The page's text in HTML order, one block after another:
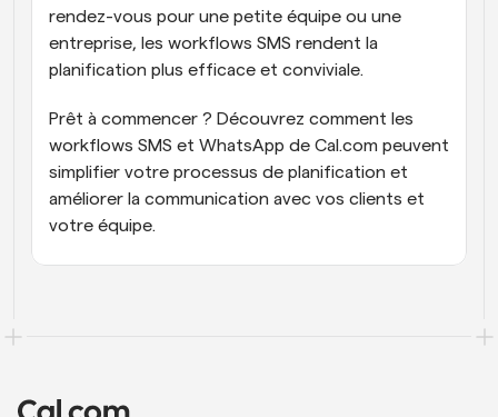
rendez-vous pour une petite équipe ou une
entreprise, les workflows SMS rendent la
planification plus efficace et conviviale.
Prêt à commencer ? Découvrez comment les
workflows SMS et WhatsApp de Cal.com peuvent
simplifier votre processus de planification et
améliorer la communication avec vos clients et
votre équipe.